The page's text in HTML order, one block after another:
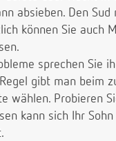
absieben. Den
können Sie auch
sprechen Sie
gibt man beim
wählen. Probieren
kann sich Ihr